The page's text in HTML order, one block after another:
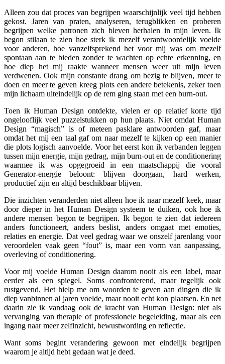
Alleen zou dat proces van begrijpen waarschijnlijk veel tijd hebben
gekost. Jaren van praten, analyseren, terugblikken en proberen
begrijpen welke patronen zich bleven herhalen in mijn leven. Ik
begon stilaan te zien hoe sterk ik mezelf verantwoordelijk voelde
voor anderen, hoe vanzelfsprekend het voor mij was om mezelf
spontaan aan te bieden zonder te wachten op echte erkenning, en
hoe diep het mij raakte wanneer mensen weer uit mijn leven
verdwenen. Ook mijn constante drang om bezig te blijven, meer te
doen en meer te geven kreeg plots een andere betekenis, zeker toen
mijn lichaam uiteindelijk op de rem ging staan met een burn-out.
Toen ik Human Design ontdekte, vielen er op relatief korte tijd
ongelooflijk veel puzzelstukken op hun plaats. Niet omdat Human
Design “magisch” is of meteen pasklare antwoorden gaf, maar
omdat het mij een taal gaf om naar mezelf te kijken op een manier
die plots logisch aanvoelde. Voor het eerst kon ik verbanden leggen
tussen mijn energie, mijn gedrag, mijn burn-out en de conditionering
waarmee ik was opgegroeid in een maatschappij die vooral
Generator-energie beloont: blijven doorgaan, hard werken,
productief zijn en altijd beschikbaar blijven.
Die inzichten veranderden niet alleen hoe ik naar mezelf keek, maar
door dieper in het Human Design systeem te duiken, ook hoe ik
andere mensen begon te begrijpen. Ik begon te zien dat iedereen
anders functioneert, anders beslist, anders omgaat met emoties,
relaties en energie. Dat veel gedrag waar we onszelf jarenlang voor
veroordelen vaak geen “fout” is, maar een vorm van aanpassing,
overleving of conditionering.
Voor mij voelde Human Design daarom nooit als een label, maar
eerder als een spiegel. Soms confronterend, maar tegelijk ook
rustgevend. Het hielp me om woorden te geven aan dingen die ik
diep vanbinnen al jaren voelde, maar nooit echt kon plaatsen. En net
daarin zie ik vandaag ook de kracht van Human Design: niet als
vervanging van therapie of professionele begeleiding, maar als een
ingang naar meer zelfinzicht, bewustwording en reflectie.
Want soms begint verandering gewoon met eindelijk begrijpen
waarom je altijd hebt gedaan wat je deed.